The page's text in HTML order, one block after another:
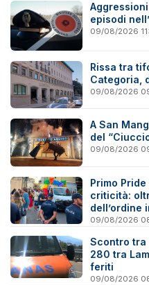
episodi
09/08/2026
Rissa tra
Categoria,
09/08/2026
A San
del
09/08/2026
Primo
criticità:
dell’ordine
09/08/2026
Scontro tra
280 tra
feriti
09/08/2026